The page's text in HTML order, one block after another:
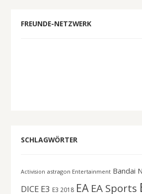
FREUNDE-NETZWERK
SCHLAGWÖRTER
Activision astragon Entertainment Bandai
DICE E3 E3 2018 EA EA Sports